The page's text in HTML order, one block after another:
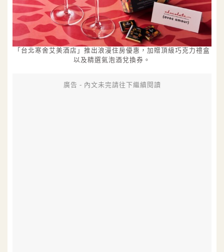
「台北寒舍艾美酒店」推出浪漫住房優惠，加贈頂級巧克力禮盒
以及精選氣泡酒兌換券。
廣告 - 內文未完請往下繼續閱讀